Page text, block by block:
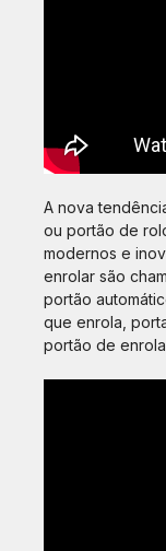
A nova
ou portão de
modernos e
enrolar são
portão
que enrola,
portão de